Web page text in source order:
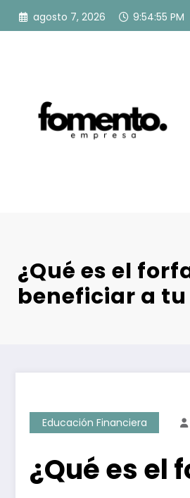
Saltar
agosto 7, 2026 9:54:56 PM
¿Qué es el
beneficiar a
Educación Financiera
¿Qué es el